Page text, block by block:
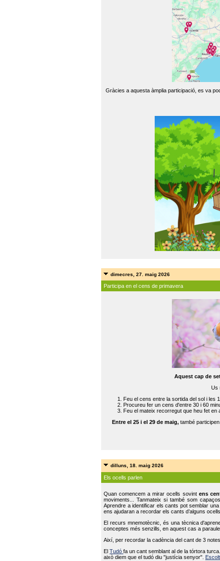
Gràcies a aquesta àmplia participació, es va
dimecres, 27. maig 2026
Participa en el cens de primavera
Aquest cap de
Us
Feu el cens entre la sortida del sol i les
Procureu fer un cens d'entre 30 i 60
Feu el mateix recorregut que heu fet en
Entre el 25 i el 29 de maig, també
dilluns, 18. maig 2026
Els ocells parlen
Quan comencem a mirar ocells sovint ens
moviments... Tanmateix si també som
Aprendre a identificar els cants pot semblar
ens ajudaran a recordar els cants d’alguns
El recurs mnemotècnic, és una tècnica
conceptes més senzills, en aquest cas a
Així, per recordar la cadència del cant de 3
ElTudófa un cant semblant al de la tórtora
això diem que el tudó diu "justícia senyor".